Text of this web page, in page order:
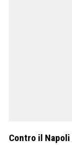
Contro il Napoli